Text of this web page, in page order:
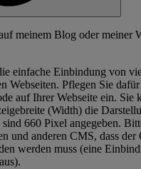
meinem Blog oder meiner
einfache Einbindung von
Webseiten. Pflegen Sie
auf Ihrer Webseite ein. Sie
(Width) die
660 Pixel angegeben.
und anderen CMS, dass der
werden muss (eine